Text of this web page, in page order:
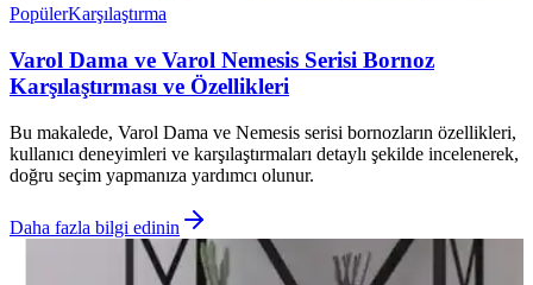
PopülerKarşılaştırma
Varol Dama ve Varol Nemesis Serisi Bornoz
Karşılaştırması ve Özellikleri
Bu makalede, Varol Dama ve Nemesis serisi bornozların özellikleri,
kullanıcı deneyimleri ve karşılaştırmaları detaylı şekilde incelenerek,
doğru seçim yapmanıza yardımcı olunur.
Daha fazla bilgi edinin